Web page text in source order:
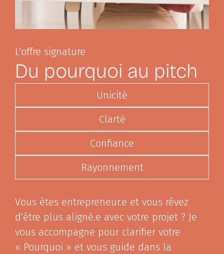
L'offre signature
Du pourquoi au pitch
Unicité
Clarté
Confiance
Rayonnement
Vous êtes entrepreneur.e et vous rêvez
d’être plus aligné.e avec votre projet ? Je
vous accompagne pour clarifier votre
« Pourquoi » et vous guide dans la